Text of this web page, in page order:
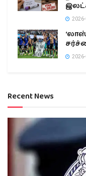
Recent News